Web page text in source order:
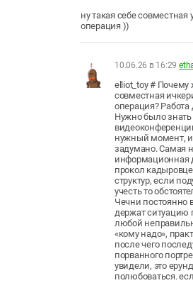
ну такая себе
операция ))
10.06.26 в 16:29
elliot_toy # Почему
совместная
операция? Работа
Нужно было
нужный момент, и
задумано. Самая
информационная
прокол
структур, если
учесть то
Чечни постоянно
держат ситуацию
любой
«кому надо»,
после чего
порванного
увидели, это
полюбоваться.